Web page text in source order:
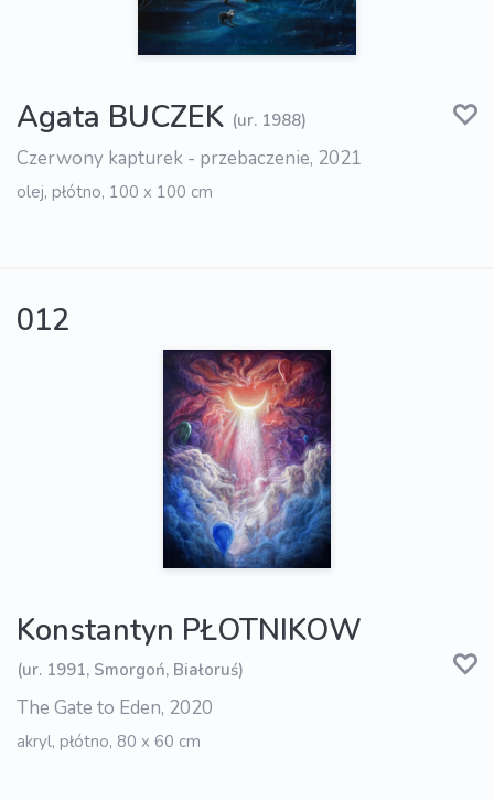
Agata BUCZEK (ur. 1988)
Czerwony kapturek - przebaczenie, 2021
olej, płótno, 100 x 100 cm
012
Konstantyn PŁOTNIKOW
(ur. 1991, Smorgoń, Białoruś)
The Gate to Eden, 2020
akryl, płótno, 80 x 60 cm